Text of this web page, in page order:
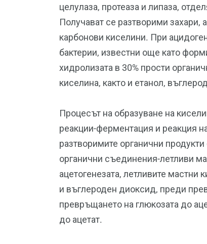
целулаза, протеаза и липаза,
Получават се разтворими
карбонови киселини. При
бактерии, известни още като
хидролизата в 30% прости
киселина, както и етанол,
Процесът на образуване на
реакции-ферментация и реакция
разтворимите органични
органични съединения-летливи
ацетогенезата, летливите мастни
и въглероден диоксид, преди
превръщането на глюкозата до
до ацетат.